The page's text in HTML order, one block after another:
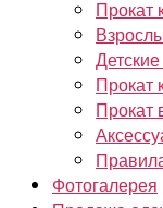
Прокат
Прокат
Прокат
Фотогалерея